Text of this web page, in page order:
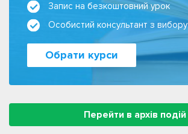
Запис на безкоштовний урок
Особистий консультант з вибору
Обрати курси
Перейти в архів подій